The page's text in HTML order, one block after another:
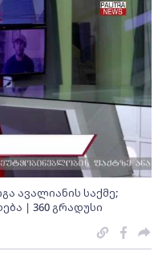
ავალიანის საქმე;
| 360 გრადუსი